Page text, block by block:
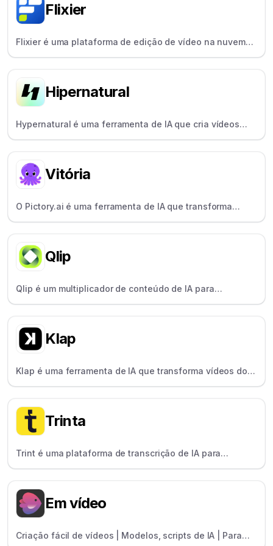
Flixier
Flixier é uma plataforma de edição de vídeo na nuvem
para equipes remotas, facilitando o trabalho em equipe
Hipernatural
Hypernatural é uma ferramenta de IA que cria vídeos
animados usando vozes e avatares de IA, projetada
Vitória
O Pictory.ai é uma ferramenta de IA que transforma
scripts ou vídeos longos em clipes curtos e de marca -
Qlip
Qlip é um multiplicador de conteúdo de IA para
podcasters e criadores que usa IA para identificar e
Klap
Klap é uma ferramenta de IA que transforma vídeos do
YouTube em TikToks encontrando as "partes
Trinta
Trint é uma plataforma de transcrição de IA para
jornalistas e pesquisadores que converte áudio e vídeo
Em vídeo
Criação fácil de vídeos | Modelos, scripts de IA | Para